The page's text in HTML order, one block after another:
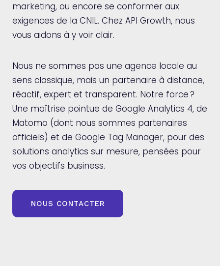
marketing, ou encore se conformer aux
exigences de la CNIL. Chez API Growth, nous
vous aidons à y voir clair.
Nous ne sommes pas une agence locale au
sens classique, mais un partenaire à distance,
réactif, expert et transparent. Notre force ?
Une maîtrise pointue de Google Analytics 4, de
Matomo (dont nous sommes partenaires
officiels) et de Google Tag Manager, pour des
solutions analytics sur mesure, pensées pour
vos objectifs business.
NOUS CONTACTER